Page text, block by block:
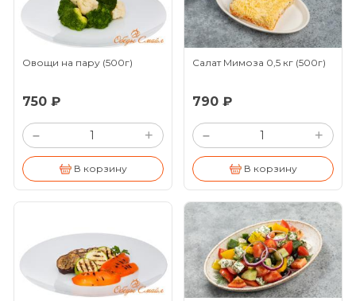
Овощи на пару (500г)
750 ₽
– +
В корзину
Салат Мимоза 0,5 кг (500г)
790 ₽
– +
В корзину